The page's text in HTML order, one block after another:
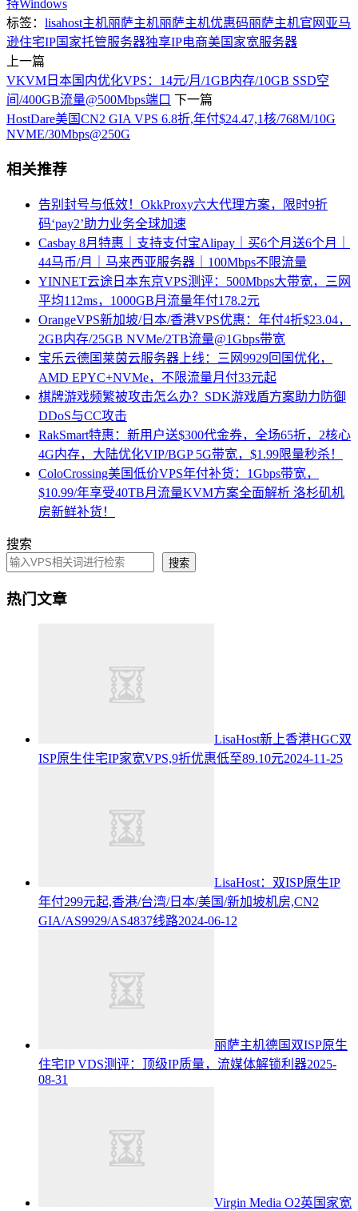
持Windows
标签： lisahost主机丽萨主机丽萨主机优惠码丽萨主机官网 亚马
逊住宅IP国家托管服务器独享IP电商美国家宽服务器
上一篇
VKVM日本国内优化VPS：14元/月/1GB内存/10GB SSD空
间/400GB流量@500Mbps端口 下一篇
HostDare美国CN2 GIA VPS 6.8折,年付$24.47,1核/768M/10G
NVME/30Mbps@250G
相关推荐
告别封号与低效！OkkProxy六大代理方案，限时9折
码‘pay2’助力业务全球加速
Casbay 8月特惠｜支持支付宝Alipay｜买6个月送6个月｜
44马币/月｜马来西亚服务器｜100Mbps不限流量
YINNET云途日本东京VPS测评：500Mbps大带宽，三网
平均112ms，1000GB月流量年付178.2元
OrangeVPS新加坡/日本/香港VPS优惠：年付4折$23.04，
2GB内存/25GB NVMe/2TB流量@1Gbps带宽
宝乐云德国莱茵云服务器上线：三网9929回国优化，
AMD EPYC+NVMe，不限流量月付33元起
棋牌游戏频繁被攻击怎么办？SDK游戏盾方案助力防御
DDoS与CC攻击
RakSmart特惠：新用户送$300代金券，全场65折，2核心
4G内存，大陆优化VIP/BGP 5G带宽，$1.99限量秒杀！
ColoCrossing美国低价VPS年付补货：1Gbps带宽，
$10.99/年享受40TB月流量KVM方案全面解析 洛杉矶机
房新鲜补货！
搜索
搜索
热门文章
LisaHost新上香港HGC双
ISP原生住宅IP家宽VPS,9折优惠低至89.10元2024-11-25
LisaHost：双ISP原生IP
年付299元起,香港/台湾/日本/美国/新加坡机房,CN2
GIA/AS9929/AS4837线路2024-06-12
丽萨主机德国双ISP原生
住宅IP VDS测评：顶级IP质量，流媒体解锁利器2025-
08-31
Virgin Media O2英国家宽